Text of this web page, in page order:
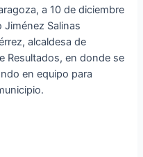
a 10 de diciembre
Salinas
alcaldesa de
Resultados, en donde se
en equipo para